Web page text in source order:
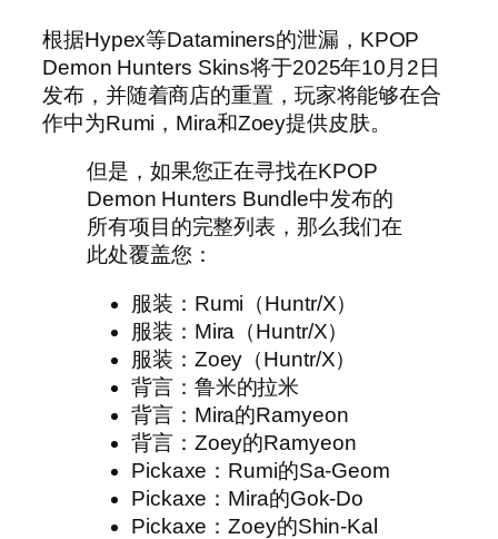
根据Hypex等Dataminers的泄漏，KPOP
Demon Hunters Skins将于2025年10月2日
发布，并随着商店的重置，玩家将能够在合
作中为Rumi，Mira和Zoey提供皮肤。
但是，如果您正在寻找在KPOP
Demon Hunters Bundle中发布的
所有项目的完整列表，那么我们在
此处覆盖您：
服装：Rumi（Huntr/X）
服装：Mira（Huntr/X）
服装：Zoey（Huntr/X）
背言：鲁米的拉米
背言：Mira的Ramyeon
背言：Zoey的Ramyeon
Pickaxe：Rumi的Sa-Geom
Pickaxe：Mira的Gok-Do
Pickaxe：Zoey的Shin-Kal